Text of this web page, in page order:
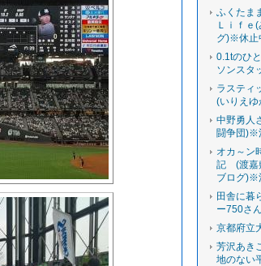
ふくたま
Ｌｉｆｅ
グ)※休止
0.1tのひ
ソンスタ
ラスティ
(いりえ
中野勇人
闘争団)※
オカ～ン
記 (渡嘉
ブログ)※
田舎に暮
ー750さ
京都府立
芳沢あき
地のない